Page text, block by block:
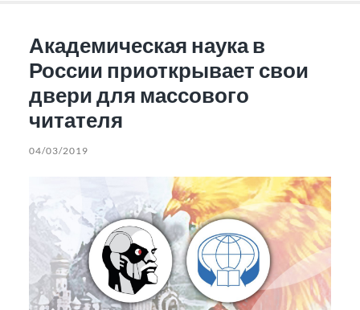
Академическая наука в
России приоткрывает свои
двери для массового
читателя
04/03/2019